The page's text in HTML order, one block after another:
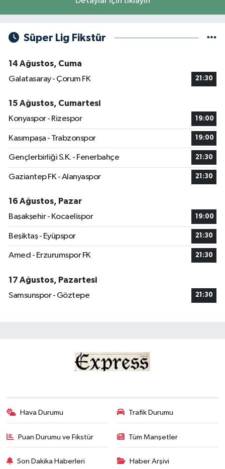
Süper Lig Fikstür
14 Ağustos, Cuma
Galatasaray - Çorum FK
21:30
15 Ağustos, Cumartesi
Konyaspor - Rizespor
19:00
Kasımpaşa - Trabzonspor 19:00
Gençlerbirliği S.K. - Fenerbahçe 21:30
Gaziantep FK - Alanyaspor 21:30
16 Ağustos, Pazar
Başakşehir - Kocaelispor
19:00
Beşiktaş - Eyüpspor 21:30
Amed - Erzurumspor FK 21:30
17 Ağustos, Pazartesi
Samsunspor - Göztepe
21:30
Hava Durumu Trafik Durumu
Puan Durumu ve Fikstür Tüm Manşetler
Son Dakika Haberleri Haber Arşivi